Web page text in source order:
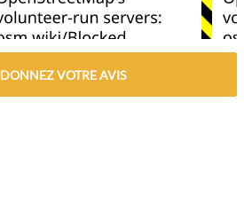
DONNEZ VOTRE AVIS